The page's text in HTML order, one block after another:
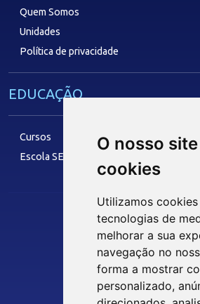
O nosso
cookies
Utilizamos
tecnologias de
melhorar a sua
navegação no
forma a mostrar
personalizado,
Quem Somos
Unidades
Política de privacidade
EDUCAÇÃO
Cursos
Escola SESI
Siga nossas Redes
INTRANET